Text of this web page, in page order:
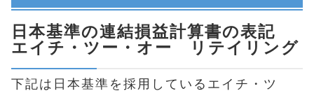
日本基準の連結損益計算書の表記
エイチ・ツー・オー リテイリング
下記は日本基準を採用しているエイチ・ツ